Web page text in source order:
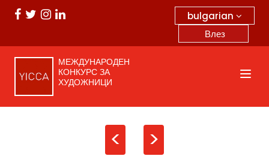
bulgarian
Влез
МЕЖДУНАРОДЕН
КОНКУРС ЗА
ХУДОЖНИЦИ
< >